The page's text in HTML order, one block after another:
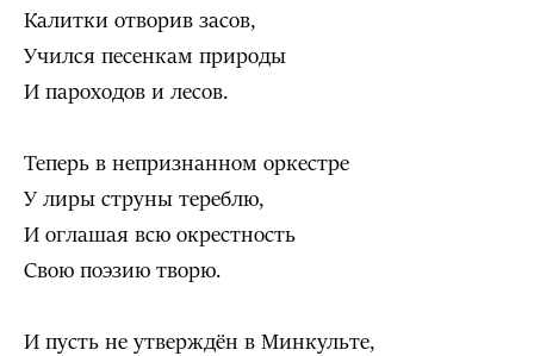
Калитки отворив засов,
Учился песенкам природы
И пароходов и лесов.
Теперь в непризнанном оркестре
У лиры струны тереблю,
И оглашая всю окрестность
Свою поэзию творю.
И пусть не утверждён в Минкульте,